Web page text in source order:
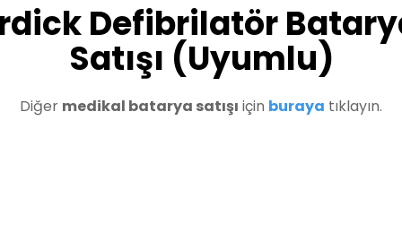
Defibrilatör
Satışı (Uyumlu)
Diğer medikal batarya satışı için buraya tıklayın.